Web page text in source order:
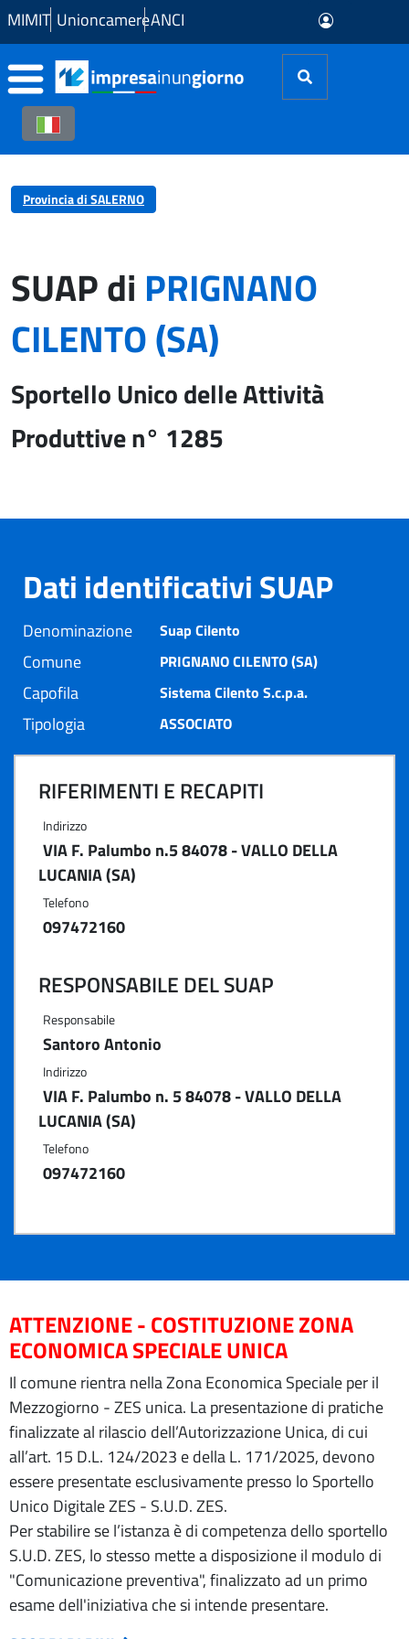
Skip to Main Content
MIMIT UnioncamereANCI
Provincia di SALERNO
SUAP di PRIGNANO
CILENTO (SA)
Sportello Unico delle Attività
Produttive n° 1285
Dati identificativi SUAP
Denominazione Suap Cilento
Comune PRIGNANO CILENTO (SA)
Capofila Sistema Cilento S.c.p.a.
Tipologia ASSOCIATO
RIFERIMENTI E RECAPITI
Indirizzo
VIA F. Palumbo n.5 84078 - VALLO DELLA
LUCANIA (SA)
Telefono
097472160
RESPONSABILE DEL SUAP
Responsabile
Santoro Antonio
Indirizzo
VIA F. Palumbo n. 5 84078 - VALLO DELLA
LUCANIA (SA)
Telefono
097472160
ATTENZIONE - COSTITUZIONE ZONA
ECONOMICA SPECIALE UNICA
Il comune rientra nella Zona Economica Speciale per il
Mezzogiorno - ZES unica. La presentazione di pratiche
finalizzate al rilascio dell’Autorizzazione Unica, di cui
all’art. 15 D.L. 124/2023 e della L. 171/2025, devono
essere presentate esclusivamente presso lo Sportello
Unico Digitale ZES - S.U.D. ZES.
Per stabilire se l’istanza è di competenza dello sportello
S.U.D. ZES, lo stesso mette a disposizione il modulo di
"Comunicazione preventiva", finalizzato ad un primo
esame dell'iniziativa che si intende presentare.